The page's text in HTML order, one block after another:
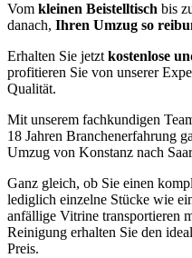
Vom kleinen Beistelltisch bis
danach, Ihren Umzug so
Erhalten Sie jetzt kostenlose
profitieren Sie von unserer
Qualität.
Mit unserem fachkundigen
18 Jahren Branchenerfahrung
Umzug von Konstanz nach
Ganz gleich, ob Sie einen
lediglich einzelne Stücke wie
anfällige Vitrine transportieren
Reinigung erhalten Sie den
Preis.